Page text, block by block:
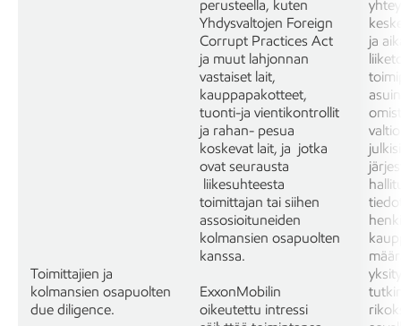
Toimittajien ja
kolmansien osapuolten
due diligence.
perusteella, kuten
Yhdysvaltojen Foreign
Corrupt Practices Act
ja muut lahjonnan
vastaiset lait,
kauppapakotteet,
tuonti-ja vientikontrollit
ja rahan- pesua
koskevat lait, ja jotka
ovat seurausta
liikesuhteesta
toimittajan tai siihen
assosioituneiden
kolmansien osapuolten
kanssa.
ExxonMobilin
oikeutettu intressi
ja